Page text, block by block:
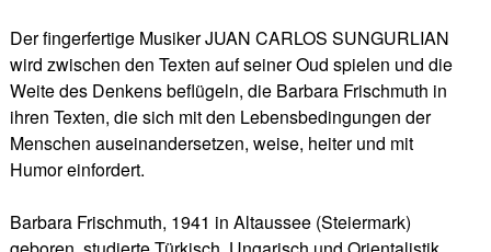
Der fingerfertige Musiker JUAN CARLOS SUNGURLIAN
wird zwischen den Texten auf seiner Oud spielen und die
Weite des Denkens beflügeln, die Barbara Frischmuth in
ihren Texten, die sich mit den Lebensbedingungen der
Menschen auseinandersetzen, weise, heiter und mit
Humor einfordert.
Barbara Frischmuth, 1941 in Altaussee (Steiermark)